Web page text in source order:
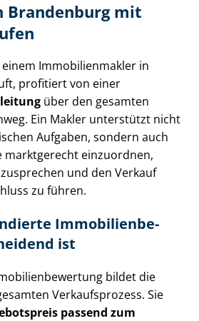
Brandenburg mit
Im­mo­bi­li­en­mak­ler in
profitiert von einer
über den gesamten
Ein Makler unterstützt nicht
Aufgaben, sondern auch
marktgerecht einzuordnen,
und den Verkauf
zu führen.
Im­mo­bi­li­en­be­
ist
bildet die
Verkaufsprozess. Sie
passend zum